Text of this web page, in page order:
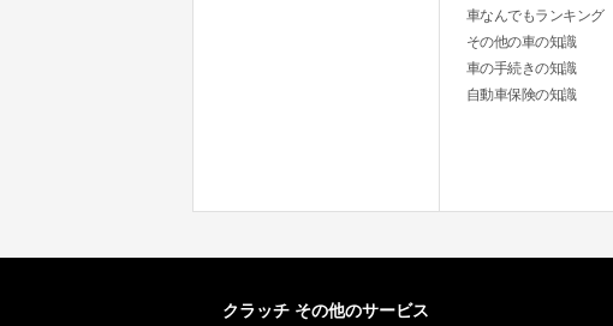
車なんでもランキング
その他の車の知識
車の手続きの知識
自動車保険の知識
クラッチ その他のサービス